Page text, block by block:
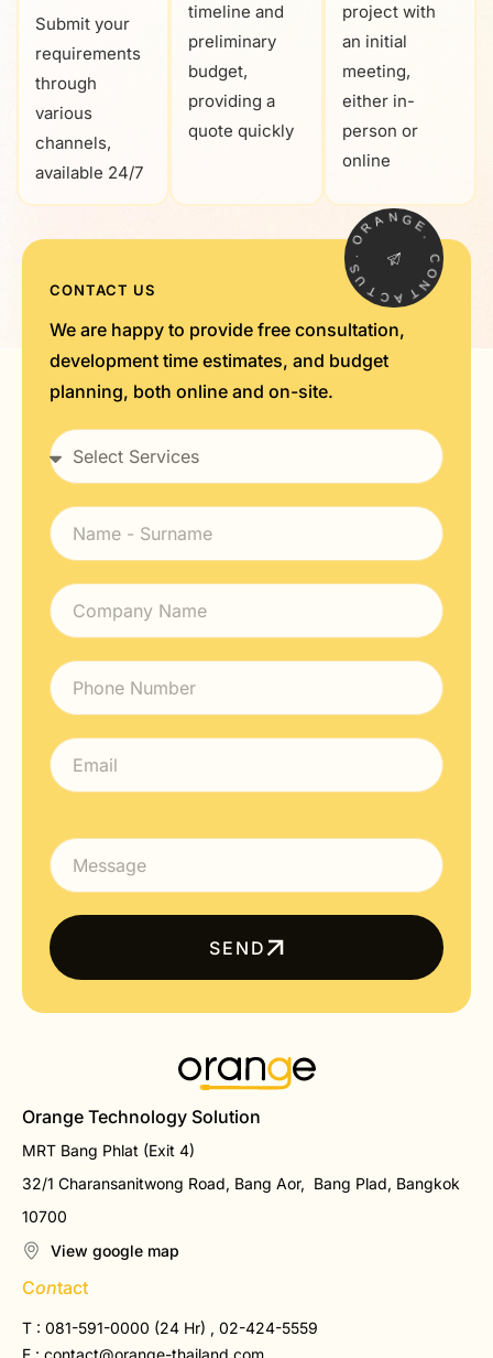
Submit your
requirements
through
various
channels,
available 24/7
timeline and
preliminary
budget,
providing a
quote quickly
project with
an initial
meeting,
either in-
person or
online
CONTACT US
We are happy to provide free consultation,
development time estimates, and budget
planning, both online and on-site.
C
O
N
T
A
C
T
U
S
.
O
RA NG
E
SEND
Orange Technology Solution
MRT Bang Phlat (Exit 4)
32/1 Charansanitwong Road, Bang Aor, Bang Plad, Bangkok
10700
View google map
Contact
T : 081-591-0000 (24 Hr) , 02-424-5559